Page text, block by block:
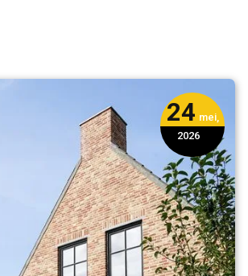
24 mei,
2026